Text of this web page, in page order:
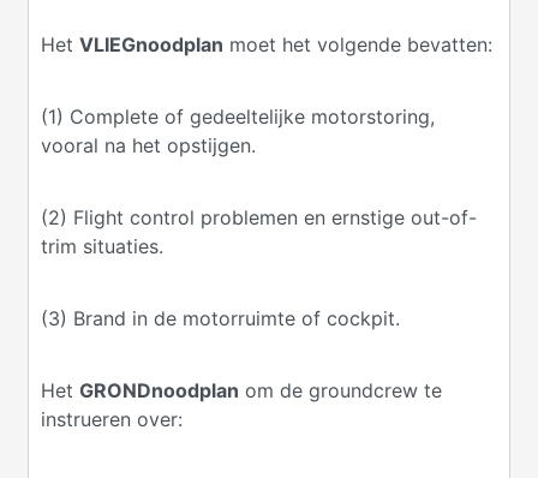
Het VLIEGnoodplan moet het volgende bevatten:
(1) Complete of gedeeltelijke motorstoring,
vooral na het opstijgen.
(2) Flight control problemen en ernstige out-of-
trim situaties.
(3) Brand in de motorruimte of cockpit.
Het GRONDnoodplan om de groundcrew te
instrueren over: